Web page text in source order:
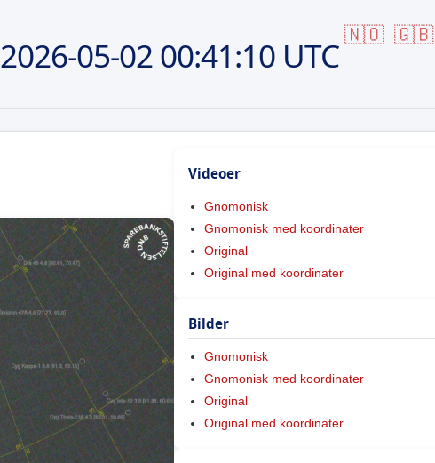
🇳🇴 🇬🇧
2026-05-0200:41:10 UTC
Videoer
Gnomonisk
Gnomonisk med koordinater
Original
Original med koordinater
Bilder
Gnomonisk
Gnomonisk med koordinater
Original
Original med koordinater